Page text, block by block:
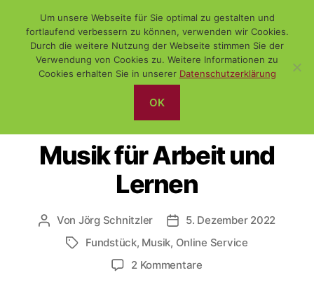
WiSch
Kategorien
DAS NETZ FUNDSTÜCK
Musik für Arbeit und
Lernen
Beitragsautor
Von Jörg Schnitzler Veröffentlichungsdatum
5. Dezember 2022
Schlagwörter
Fundstück, Musik, Online Service
2 Kommentarezu
Um unsere Webseite für Sie optimal zu gestalten und
fortlaufend verbessern zu können, verwenden wir Cookies.
Durch die weitere Nutzung der Webseite stimmen Sie der
Verwendung von Cookies zu. Weitere Informationen zu
Cookies erhalten Sie in unserer Datenschutzerklärung
OK